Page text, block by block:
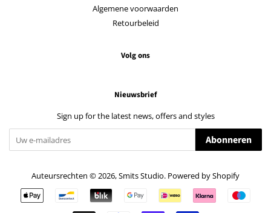
Algemene voorwaarden
Retourbeleid
Volg ons
Nieuwsbrief
Sign up for the latest news, offers and styles
Abonneren
Auteursrechten © 2026,Smits Studio. Powered by Shopify
Betalingspictogrammen